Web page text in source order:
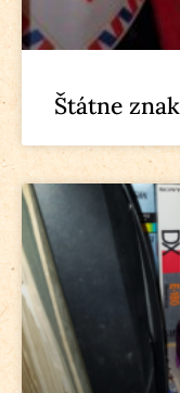
Štátne